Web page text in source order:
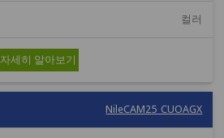
컬러
자세히 알아보기
NileCAM25_CUOAGX